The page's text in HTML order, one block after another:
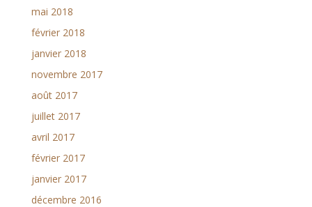
mai 2018
février 2018
janvier 2018
novembre 2017
août 2017
juillet 2017
avril 2017
février 2017
janvier 2017
décembre 2016